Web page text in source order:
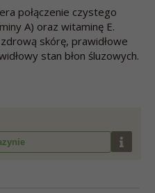
połączenie czystego
A) oraz witaminę E.
skórę, prawidłowe
stan błon śluzowych.